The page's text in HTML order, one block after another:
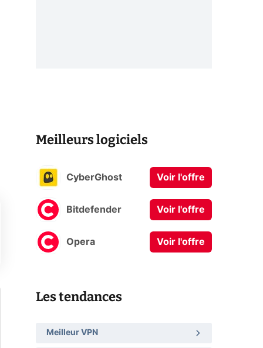
Meilleurs logiciels
CyberGhost Voir l'offre
Bitdefender Voir l'offre
Opera Voir l'offre
Les tendances
Meilleur VPN